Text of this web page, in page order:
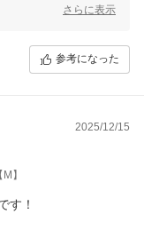
よう努めてまいりま
うぞお身体にお気をつ
さらに表示
参考になった
2025/12/15
】
す！